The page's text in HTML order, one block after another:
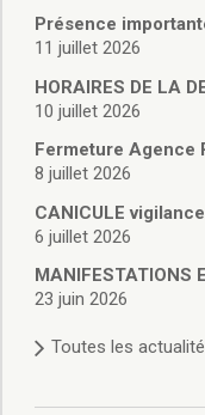
Services en
Licences
Cadastre
Actes
Budget de
Budget
Conseils
Présence
11 juillet 2026
HORAIRES DE LA
10 juillet 2026
Fermeture Agence
8 juillet 2026
CANICULE
6 juillet 2026
MANIFESTATIONS
23 juin 2026
Toutes les